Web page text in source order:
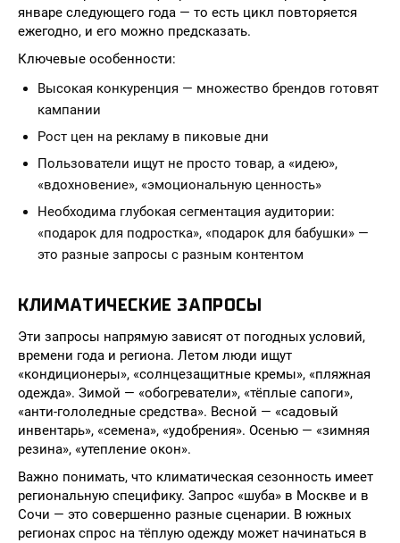
январе следующего года — то есть цикл повторяется
ежегодно, и его можно предсказать.
Ключевые особенности:
Высокая конкуренция — множество брендов готовят
кампании
Рост цен на рекламу в пиковые дни
Пользователи ищут не просто товар, а «идею»,
«вдохновение», «эмоциональную ценность»
Необходима глубокая сегментация аудитории:
«подарок для подростка», «подарок для бабушки» —
это разные запросы с разным контентом
КЛИМАТИЧЕСКИЕ ЗАПРОСЫ
Эти запросы напрямую зависят от погодных условий,
времени года и региона. Летом люди ищут
«кондиционеры», «солнцезащитные кремы», «пляжная
одежда». Зимой — «обогреватели», «тёплые сапоги»,
«анти-гололедные средства». Весной — «садовый
инвентарь», «семена», «удобрения». Осенью — «зимняя
резина», «утепление окон».
Важно понимать, что климатическая сезонность имеет
региональную специфику. Запрос «шуба» в Москве и в
Сочи — это совершенно разные сценарии. В южных
регионах спрос на тёплую одежду может начинаться в